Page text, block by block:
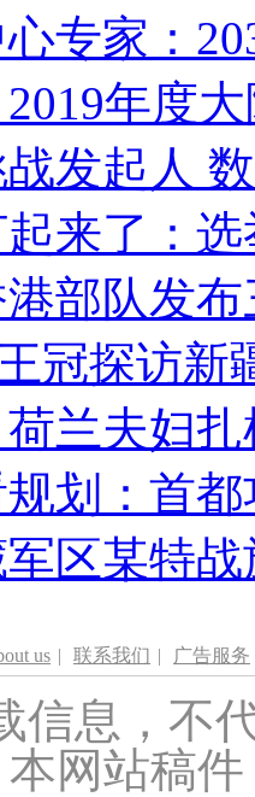
专家：
年度
发起人
来了：
部队发
冠探访新
荷兰夫妇
划：首
区某特
us | 联系我们 | 广告服务
信息，不
本网站稿